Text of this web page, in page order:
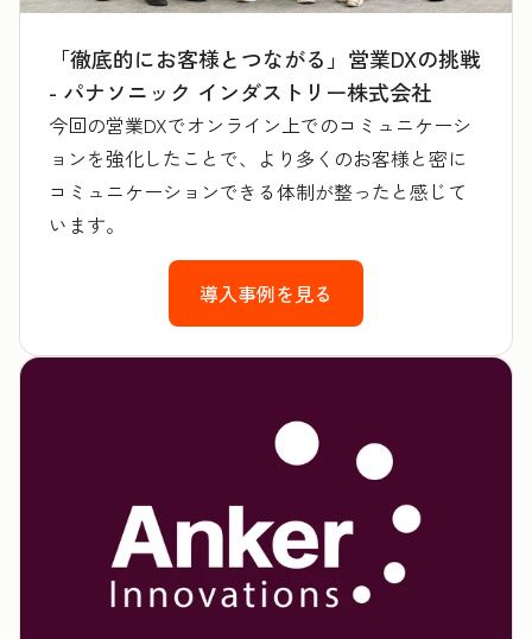
「徹底的にお客様とつながる」営業DXの挑戦
- パナソニック インダストリー株式会社
今回の営業DXでオンライン上でのコミュニケーシ
ョンを強化したことで、より多くのお客様と密に
コミュニケーションできる体制が整ったと感じて
います。
導入事例を見る